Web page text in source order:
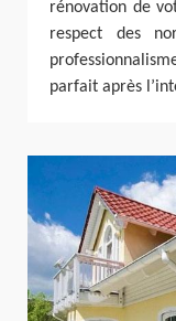
rénovation de
respect des
parfait après